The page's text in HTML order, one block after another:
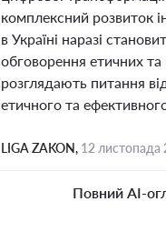
комплексний розвиток
в Україні наразі
обговорення етичних
розглядають питання
етичного та
LIGA ZAKON, 12 листопада
Повний AI-